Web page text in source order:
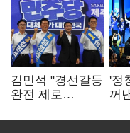
김민석 "경선갈등
완전 제로
"반명 공세
'정
꺼
추